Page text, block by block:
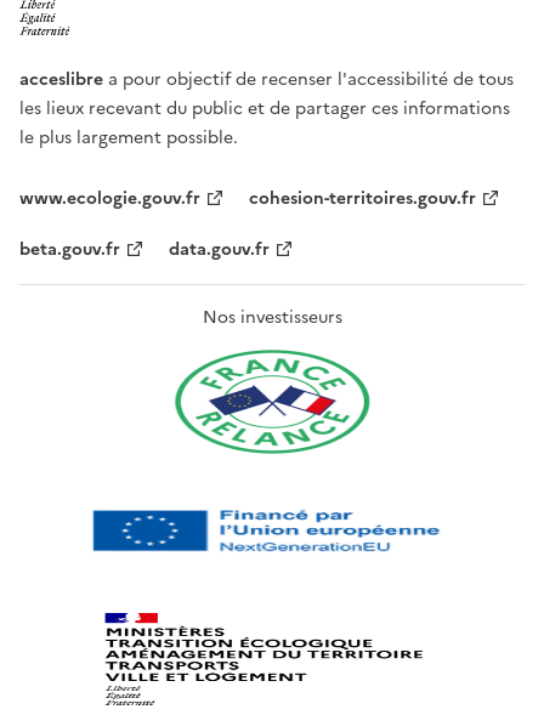
acceslibre a pour objectif de recenser l'accessibilité de tous
les lieux recevant du public et de partager ces informations
le plus largement possible.
www.ecologie.gouv.fr
cohesion-territoires.gouv.fr
beta.gouv.fr
data.gouv.fr
Nos investisseurs